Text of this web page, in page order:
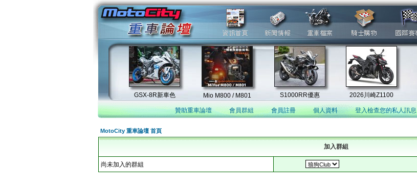
贊助重車論壇 會員群組 會員註冊 個人資料 登入檢查您的私人訊息
MotoCity 重車論壇 首頁
加入群組
尚未加入的群組